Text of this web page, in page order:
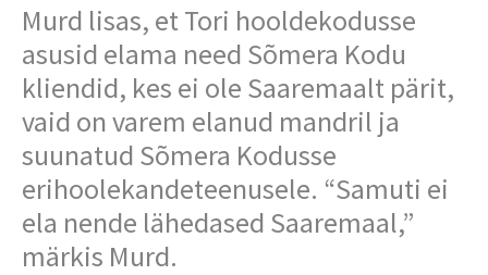
Murd lisas, et Tori hooldekodusse
asusid elama need Sõmera Kodu
kliendid, kes ei ole Saaremaalt pärit,
vaid on varem elanud mandril ja
suunatud Sõmera Kodusse
erihoolekandeteenusele. “Samuti ei
ela nende lähedased Saaremaal,”
märkis Murd.